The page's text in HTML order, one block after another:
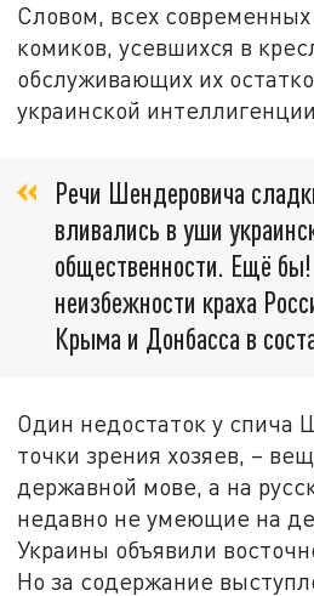
Словом, всех современных
комиков, усевшихся в
обслуживающих их
украинской
Речи Шендеровича
вливались в уши
общественности. Ещё
неизбежности краха
Крыма и Донбасса в
Один недостаток у спича
точки зрения хозяев, –
державной мове, а на
недавно не умеющие на
Украины объявили
Но за содержание